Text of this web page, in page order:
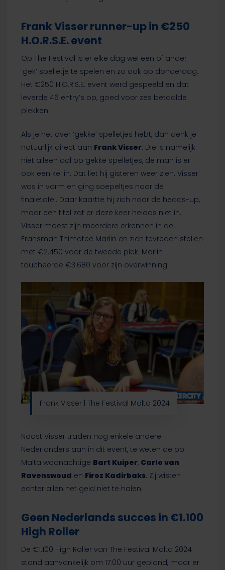
Frank Visser runner-up in €250
H.O.R.S.E. event
Op The Festival is er elke dag wel een of ander
‘gek’ spelletje te spelen en zo ook op donderdag.
Het €250 H.O.R.S.E. event werd gespeeld en dat
leverde 46 entry’s op, goed voor zes betaalde
plekken.
Als je het over ‘gekke’ spelletjes hebt, dan denk je
natuurlijk direct aan Frank Visser. Die is namelijk
niet alleen dol op gekke spelletjes, de man is er
ook een kei in. Dat liet hij gisteren weer zien. Visser
was in vorm en ging soepeltjes naar de
finaletafel. Daar kaartte hij zich naar de heads-up,
maar een titel zat er deze keer helaas niet in.
Visser moest zijn meerdere erkennen in de
Fransman Thimotee Marlin en zich tevreden stellen
met €2.450 voor de tweede plek. Marlin
toucheerde €3.680 voor zijn overwinning.
Frank Visser | The Festival Malta 2024
Naast Visser traden nog enkele andere
Nederlanders aan in dit event, te weten de op
Malta woonachtige Bart Kuiper, Carlo van
Ravenswoud en Firoz Kadirbaks. Zij wisten
echter allen het geld niet te halen.
Geen Nederlands succes in €1.100
High Roller
De €1.100 High Roller van The Festival Malta 2024
stond aanvankelijk om 17:00 uur gepland, maar er